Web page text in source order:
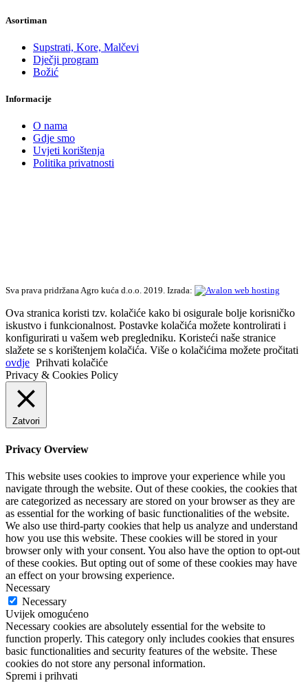
Asortiman
Supstrati, Kore, Malčevi
Dječji program
Božić
Informacije
O nama
Gdje smo
Uvjeti korištenja
Politika privatnosti
Sva prava pridržana Agro kuća d.o.o. 2019. Izrada:
Ova stranica koristi tzv. kolačiće kako bi osigurale bolje korisničko
iskustvo i funkcionalnost. Postavke kolačića možete kontrolirati i
konfigurirati u vašem web pregledniku. Koristeći naše stranice
slažete se s korištenjem kolačića. Više o kolačićima možete pročitati
ovdje Prihvati kolačiće
Privacy & Cookies Policy
Zatvori
Privacy Overview
This website uses cookies to improve your experience while you
navigate through the website. Out of these cookies, the cookies that
are categorized as necessary are stored on your browser as they are
as essential for the working of basic functionalities of the website.
We also use third-party cookies that help us analyze and understand
how you use this website. These cookies will be stored in your
browser only with your consent. You also have the option to opt-out
of these cookies. But opting out of some of these cookies may have
an effect on your browsing experience.
Necessary
Necessary
Uvijek omogućeno
Necessary cookies are absolutely essential for the website to
function properly. This category only includes cookies that ensures
basic functionalities and security features of the website. These
cookies do not store any personal information.
Spremi i prihvati